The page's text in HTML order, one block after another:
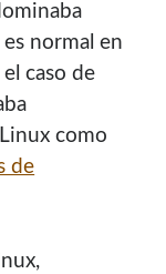
normal en
caso de
como
de